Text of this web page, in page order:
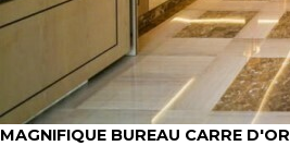
MAGNIFIQUE BUREAU CARRE D'OR